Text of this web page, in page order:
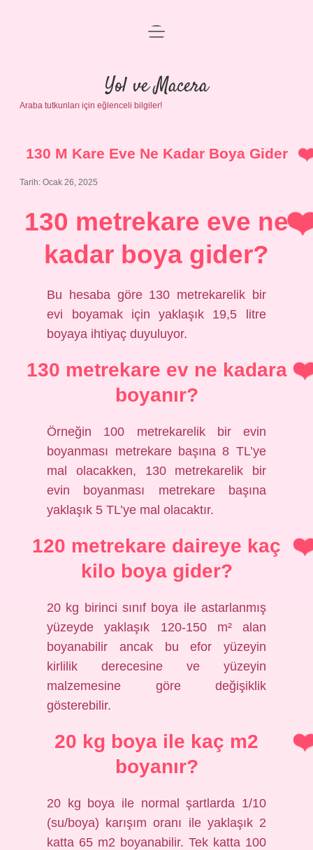
Anasayfa
Gizlilik Politikası
Yasal Uyarı
menüyü
Yol ve Macera
Araba tutkunları için eğlenceli bilgiler!
130 M Kare Eve Ne Kadar Boya Gider
Tarih: Ocak 26, 2025
130 metrekare eve ne
kadar boya gider?
Bu hesaba göre 130 metrekarelik bir
evi boyamak için yaklaşık 19,5 litre
boyaya ihtiyaç duyuluyor.
130 metrekare ev ne kadara
boyanır?
Örneğin 100 metrekarelik bir evin
boyanması metrekare başına 8 TL’ye
mal olacakken, 130 metrekarelik bir
evin boyanması metrekare başına
yaklaşık 5 TL’ye mal olacaktır.
120 metrekare daireye kaç
kilo boya gider?
20 kg birinci sınıf boya ile astarlanmış
yüzeyde yaklaşık 120-150 m² alan
boyanabilir ancak bu efor yüzeyin
kirlilik derecesine ve yüzeyin
malzemesine göre değişiklik
gösterebilir.
20 kg boya ile kaç m2
boyanır?
20 kg boya ile normal şartlarda 1/10
(su/boya) karışım oranı ile yaklaşık 2
katta 65 m2 boyanabilir. Tek katta 100